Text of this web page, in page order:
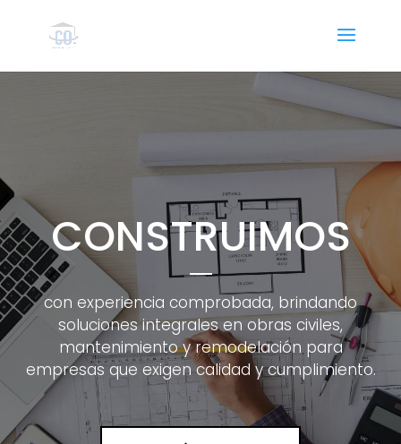
CONSTRUIMOS
con experiencia comprobada, brindando
soluciones integrales en obras civiles,
mantenimiento y remodelación para
empresas que exigen calidad y cumplimiento.